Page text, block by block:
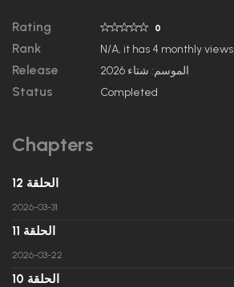
Rating 0
Rank N/A, it has 4 monthly views
Release الموسم: شتاء 2026
Status Completed
Chapters
الحلقة 12
2026-03-31
الحلقة 11
2026-03-22
الحلقة 10